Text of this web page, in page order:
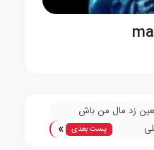
زد مال من باش
پست بعدی »